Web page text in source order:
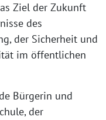
Ziel der Zukunft
des
der Sicherheit und
im öffentlichen
Bürgerin und
der